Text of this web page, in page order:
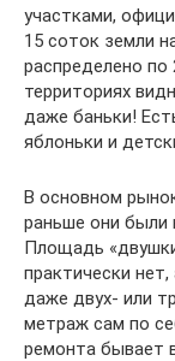
участками,
15 соток земли
распределено
территориях
даже баньки!
яблоньки и
В основном
раньше они были
Площадь
практически
даже двух- или
метраж сам по
ремонта бывает